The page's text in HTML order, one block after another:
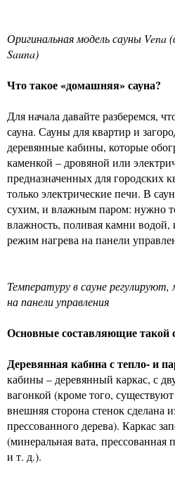
Оригинальная модель сауны
Sauna)
Что такое «домашняя» сауна?
Для начала давайте разберемся,
сауна. Сауны для квартир и
деревянные кабины, которые
каменкой – дровяной или
предназначенных для городских
только электрические печи. В
сухим, и влажным паром: нужно
влажность, поливая камни водой,
режим нагрева на панели
Температуру в сауне
на панели управления
Основные составляющие такой
Деревянная кабина с тепло- и
кабины – деревянный каркас, с
вагонкой (кроме того,
внешняя сторона стенок сделана
прессованного дерева). Каркас
(минеральная вата, прессованная
и т. д.).